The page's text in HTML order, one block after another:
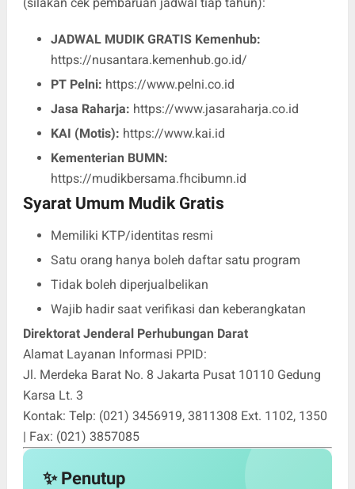
JADWAL MUDIK GRATIS Kemenhub:
https://nusantara.kemenhub.go.id/
PT Pelni: https://www.pelni.co.id
Jasa Raharja: https://www.jasaraharja.co.id
KAI (Motis): https://www.kai.id
Kementerian BUMN:
https://mudikbersama.fhcibumn.id
Syarat Umum Mudik Gratis
Memiliki KTP/identitas resmi
Satu orang hanya boleh daftar satu program
Tidak boleh diperjualbelikan
Wajib hadir saat verifikasi dan keberangkatan
Direktorat Jenderal Perhubungan Darat
Alamat Layanan Informasi PPID:
Jl. Merdeka Barat No. 8 Jakarta Pusat 10110 Gedung
Karsa Lt. 3
Kontak: Telp: (021) 3456919, 3811308 Ext. 1102, 1350
| Fax: (021) 3857085
✨ Penutup